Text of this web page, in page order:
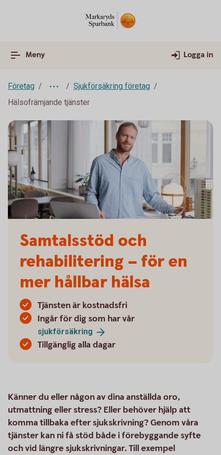
Meny Logga in
Företag
Sjukförsäkring företag
Hälsofrämjande tjänster
Samtalsstöd och
rehabilitering – för en
mer hållbar hälsa
Tjänsten är kostnadsfri
Ingår för dig som har vår
sjukförsäkring
Tillgänglig alla dagar
Känner du eller någon av dina anställda oro,
utmattning eller stress? Eller behöver hjälp att
komma tillbaka efter sjukskrivning? Genom våra
tjänster kan ni få stöd både i förebyggande syfte
och vid längre sjukskrivningar. Till exempel